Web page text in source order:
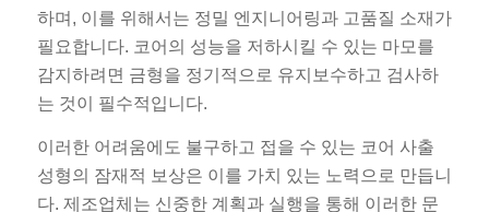
하며, 이를 위해서는 정밀 엔지니어링과 고품질 소재가
필요합니다. 코어의 성능을 저하시킬 수 있는 마모를
감지하려면 금형을 정기적으로 유지보수하고 검사하
는 것이 필수적입니다.
이러한 어려움에도 불구하고 접을 수 있는 코어 사출
성형의 잠재적 보상은 이를 가치 있는 노력으로 만듭니
다. 제조업체는 신중한 계획과 실행을 통해 이러한 문